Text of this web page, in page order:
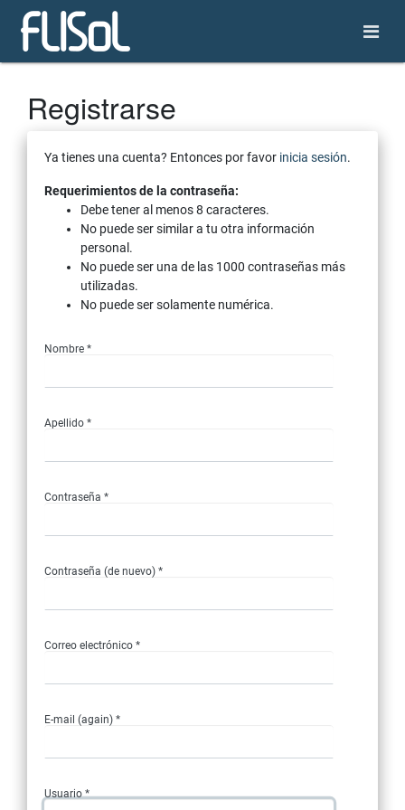
Registrarse
Ya tienes una cuenta? Entonces por favor inicia sesión.
Requerimientos de la contraseña:
Debe tener al menos 8 caracteres.
No puede ser similar a tu otra información
personal.
No puede ser una de las 1000 contraseñas más
utilizadas.
No puede ser solamente numérica.
Nombre *
Apellido *
Contraseña *
Contraseña (de nuevo) *
Correo electrónico *
E-mail (again) *
Usuario *